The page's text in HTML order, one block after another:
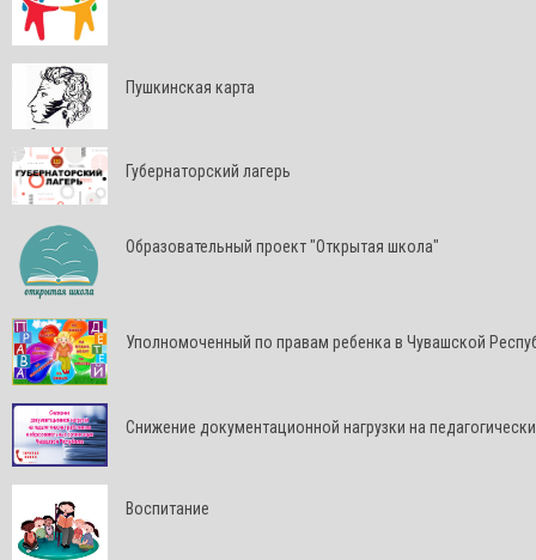
Пушкинская карта
Губернаторский лагерь
Образовательный проект "Открытая школа"
Уполномоченный по правам ребенка в Чувашской
Снижение документационной нагрузки на
Воспитание